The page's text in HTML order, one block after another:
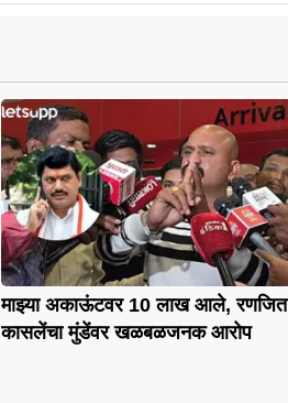
माझ्या अकाऊंटवर 10 लाख आले, रणजित
कासलेंचा मुंडेंवर खळबळजनक आरोप